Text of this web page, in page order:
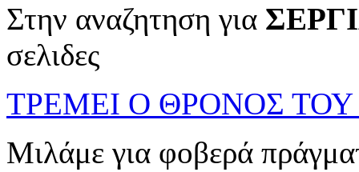
Στην αναζητηση για
σελιδες
ΤΡΕΜΕΙ Ο ΘΡΟΝΟΣ
Μιλάμε για φοβερά